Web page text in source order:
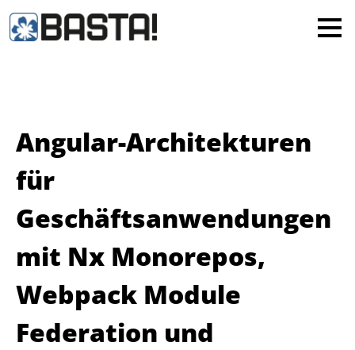
Angular-Architekturen
für
Geschäftsanwendungen
mit Nx Monorepos,
Webpack Module
Federation und
MAINZ
Alle